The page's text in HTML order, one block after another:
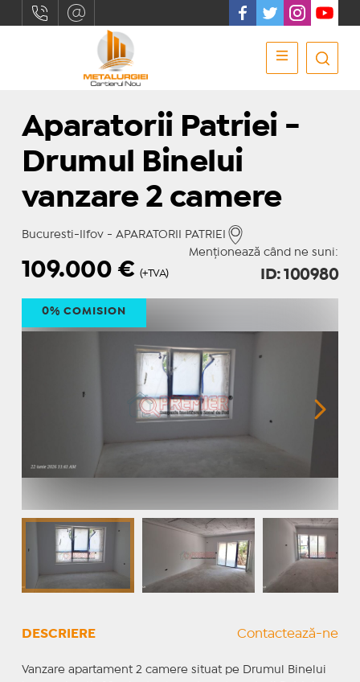
Aparatorii Patriei -
Drumul Binelui
vanzare 2 camere
Bucuresti-Ilfov - APARATORII PATRIEI
Menționează când ne suni:
109.000 € (+TVA) ID: 100980
0% COMISION
DESCRIERE Contactează-ne
Vanzare apartament 2 camere situat pe Drumul Binelui